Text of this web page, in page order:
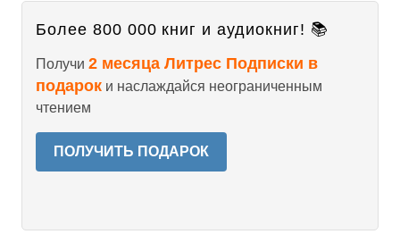
Более 800 000 книг и аудиокниг! 📚
Получи 2 месяца Литрес Подписки в
подарок и наслаждайся неограниченным
чтением
ПОЛУЧИТЬ ПОДАРОК